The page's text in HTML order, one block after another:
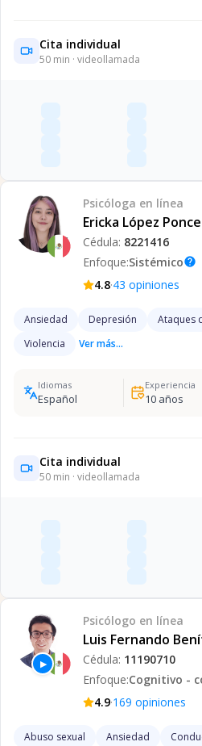
Cita individual
50 min · videollamada
Psicóloga en línea
Ericka López
Cédula: 8221416
Enfoque:Sistémicohelp
4.8·43 opiniones
Ansiedad Depresión Ataques
Violencia
Ver más...
Idiomas
Español
Experiencia
10años
Cita individual
50 min · videollamada
▶
Psicólogo en línea
Luis Fernando
Cédula: 11190710
Enfoque:Cognitivo -
4.9·169 opiniones
Abuso sexual Ansiedad